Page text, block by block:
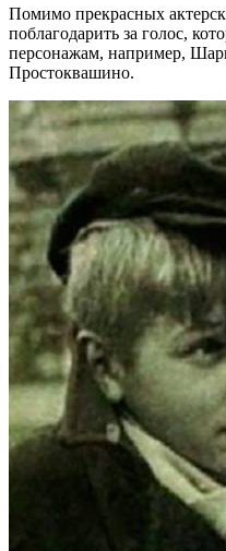
Помимо прекрасных
поблагодарить за голос,
персонажам, например,
Простоквашино.